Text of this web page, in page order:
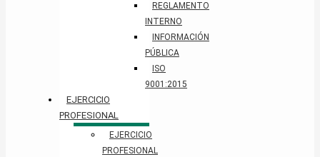
REGLAMENTO
INTERNO
INFORMACIÓN
PÚBLICA
ISO
9001:2015
EJERCICIO
PROFESIONAL
EJERCICIO
PROFESIONAL